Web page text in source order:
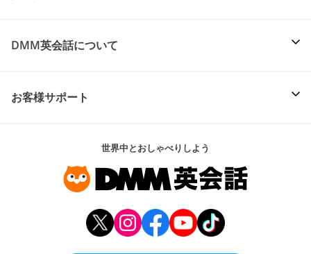
DMM英会話について
お客様サポート
世界中とおしゃべりしよう